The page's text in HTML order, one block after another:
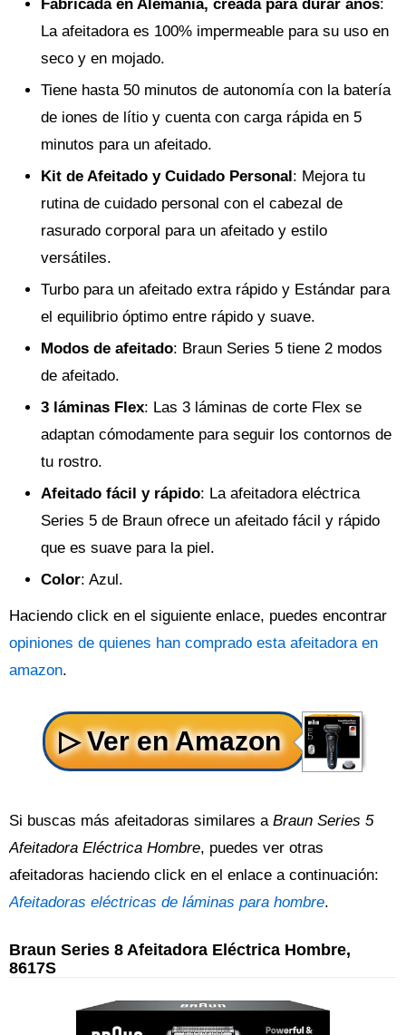
Fabricada en Alemania, creada para durar años:
La afeitadora es 100% impermeable para su uso en
seco y en mojado.
Tiene hasta 50 minutos de autonomía con la batería
de iones de lítio y cuenta con carga rápida en 5
minutos para un afeitado.
Kit de Afeitado y Cuidado Personal: Mejora tu
rutina de cuidado personal con el cabezal de
rasurado corporal para un afeitado y estilo
versátiles.
Turbo para un afeitado extra rápido y Estándar para
el equilibrio óptimo entre rápido y suave.
Modos de afeitado: Braun Series 5 tiene 2 modos
de afeitado.
3 láminas Flex: Las 3 láminas de corte Flex se
adaptan cómodamente para seguir los contornos de
tu rostro.
Afeitado fácil y rápido: La afeitadora eléctrica
Series 5 de Braun ofrece un afeitado fácil y rápido
que es suave para la piel.
Color: Azul.
Haciendo click en el siguiente enlace, puedes encontrar
opiniones de quienes han comprado esta afeitadora en
amazon.
Si buscas más afeitadoras similares a Braun Series 5
Afeitadora Eléctrica Hombre, puedes ver otras
afeitadoras haciendo click en el enlace a continuación:
Afeitadoras eléctricas de láminas para hombre.
Braun Series 8 Afeitadora Eléctrica Hombre,
8617S